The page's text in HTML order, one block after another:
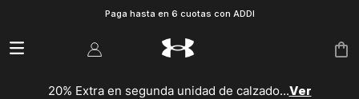
Paga hasta en 6 cuotas con ADDI
20% Extra en segunda unidad de calzado...Ver